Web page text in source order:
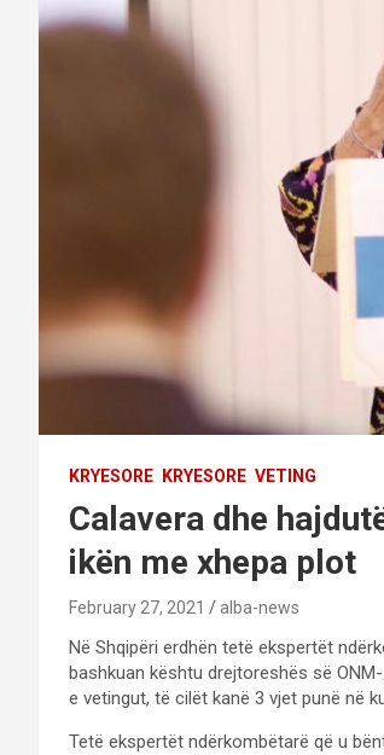
KRYESORE KRYESORE VETING
Calavera dhe
ikën me xhepa plot
February 27, 2021 alba-news
Në Shqipëri erdhën tetë ekspertët
bashkuan kështu drejtoreshës së
e vetingut, të cilët kanë 3 vjet punë në
Tetë ekspertët ndërkombëtarë që u